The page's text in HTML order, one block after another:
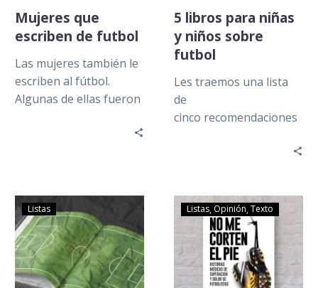
Mujeres que
escriben de futbol
Las mujeres también le
escriben al fútbol.
Algunas de ellas fueron
5 libros para niñas
y niños sobre
futbol
Les traemos una lista
de
cinco recomendaciones
Listas Listas Opinión Texto